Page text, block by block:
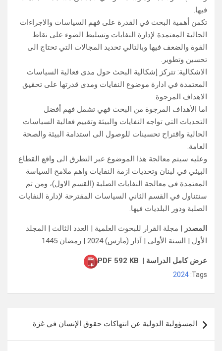
فيها.
تكمن أهمية البحث في القدرة على فهم السياسات والاجراءات
الحالية المعتمدة لإدارة النفايات وتسليط الضوء على نقاط
القوة والضعف فيها وبالتالي تحديد المجالات التي تحتاج الى
تحسين وتطوير.
الاشكالية: تتركز إشكالية البحث حول مدى فعالية السياسات
المعتمدة في ادارة موضوع النفايات ومدى قدرتها على تحقيق
الاهداف المرجوة.
اما الأهداف المرجوة من البحث فهي تشمل فهم أفضل
التحديات التي تواجه النفايات والبيئة وتقييم فعالية السياسات
الحالية واقتراح تحسينات للوصول الى استدامة البيئة والصحة
العامة.
وعليه سيتم معالجة هذا الموضوع عبر التطرق الى واقع القطاع
البيئي في لبنان وتحديات ازمة النفايات واهم ملامح السياسة
المعتمدة في معالجة النفايات الصلبة (القسم الاول)، ومن ثم
سنتناول في القسم الثاني السياسات المقترحة لإدارة النفايات
الصلبة ودور البلديات فيها.
المصدر | مجلة القرار للبحوث العلمية | العدد الثالث | المجلد
الأول | السنة الأولى | آذار (مارس) 2024 | رمضان 1445
عرض كامل الدراسة | PDF 592 KB
Tags:
2024
المقالات
المسؤولية الدولية عن انتهاكات حقوق الإنسان في غزة